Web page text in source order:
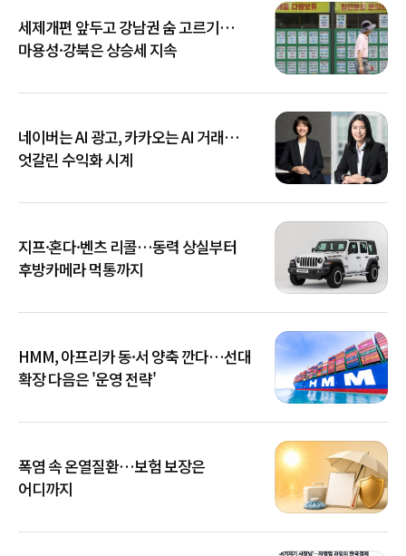
세제개편 앞두고 강남권 숨 고르기…
마용성·강북은 상승세 지속
네이버는 AI 광고, 카카오는 AI 거래…
엇갈린 수익화 시계
지프·혼다·벤츠 리콜…동력 상실부터
후방카메라 먹통까지
HMM, 아프리카 동·서 양축 깐다…선대
확장 다음은 '운영 전략'
폭염 속 온열질환…보험 보장은
어디까지